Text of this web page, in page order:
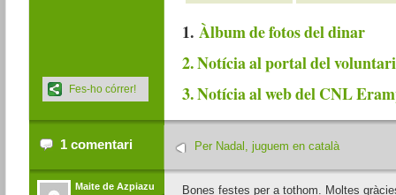
1. Àlbum de fotos del dinar
2. Notícia al portal del
3. Notícia al web del CNL
Fes-ho córrer!
1 comentari Per Nadal, juguem en català
Maite de Azpiazu
Bones festes per a tothom. Moltes